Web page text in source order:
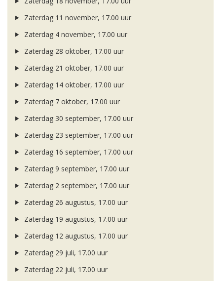
Zaterdag 11 november, 17.00 uur
Zaterdag 4 november, 17.00 uur
Zaterdag 28 oktober, 17.00 uur
Zaterdag 21 oktober, 17.00 uur
Zaterdag 14 oktober, 17.00 uur
Zaterdag 7 oktober, 17.00 uur
Zaterdag 30 september, 17.00 uur
Zaterdag 23 september, 17.00 uur
Zaterdag 16 september, 17.00 uur
Zaterdag 9 september, 17.00 uur
Zaterdag 2 september, 17.00 uur
Zaterdag 26 augustus, 17.00 uur
Zaterdag 19 augustus, 17.00 uur
Zaterdag 12 augustus, 17.00 uur
Zaterdag 29 juli, 17.00 uur
Zaterdag 22 juli, 17.00 uur